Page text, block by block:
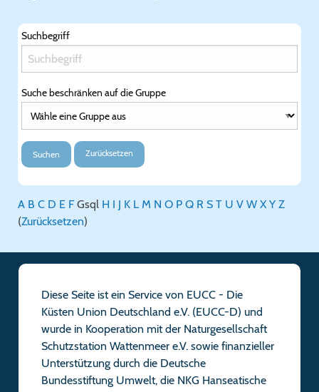
Suchbegriff
Suche beschränken auf die Gruppe
Suchen Zurücksetzen
A B C D E F Gsql H I J K L M N O P Q R S T U V W XY Z
(Zurücksetzen)
Diese Seite ist ein Service von EUCC - Die
Küsten Union Deutschland e.V. (EUCC-D) und
wurde in Kooperation mit der Naturgesellschaft
Schutzstation Wattenmeer e.V. sowie finanzieller
Unterstützung durch die Deutsche
Bundesstiftung Umwelt, die NKG Hanseatische